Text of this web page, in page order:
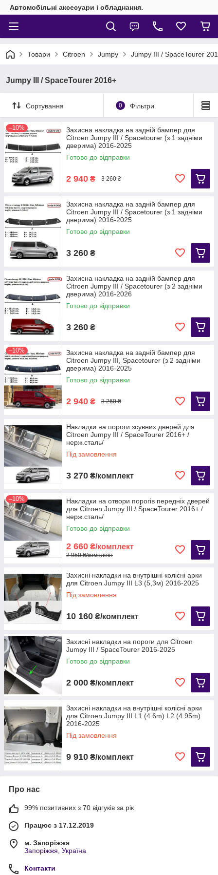
Автомобільні аксесуари і обладнання.
Товари Citroen Jumpy Jumpy III / SpaceTourer
Jumpy III / SpaceTourer 2016+
Сортування 0 Фільтри
–10%
Захисна накладка на задній бампер для
Citroen Jumpy III / Spacetourer (з 1 задніми
дверима) 2016-2025
Готово до відправки
2 940 ₴ 3 260 ₴
Захисна накладка на задній бампер для
Citroen Jumpy III / Spacetourer (з 1 задніми
дверима) 2016-2025
Готово до відправки
3 260 ₴
Захисна накладка на задній бампер для
Citroen Jumpy III / Spacetourer (з 2 задніми
дверима) 2016-2026
Готово до відправки
3 260 ₴
–10%
Захисна накладка на задній бампер для
Citroen Jumpy III, Spacetourer (з 2 задніми
дверима) 2016-2025
Готово до відправки
2 940 ₴ 3 260 ₴
Накладки на пороги зсувних дверей для
Citroen Jumpy III / SpaceTourer 2016+ /
нерж.сталь/
Під замовлення
3 270 ₴/комплект
–10%
Накладки на отвори порогів передніх дверей
для Citroen Jumpy III / SpaceTourer 2016+ /
нерж.сталь/
Готово до відправки
2 660 ₴/комплект
2 950 ₴/комплект
Захисні накладки на внутрішні колісні арки
для Citroen Jumpy III L3 (5,3м) 2016-2025
Під замовлення
10 160 ₴/комплект
Захисні накладки на пороги для Citroen
Jumpy III / SpaceTourer​​​​​​​ 2016-2025
Готово до відправки
2 000 ₴/комплект
Захисні накладки на внутрішні колісні арки
для Citroen Jumpy III L1 (4.6m) L2 (4.95m)
2016-2025
Під замовлення
9 910 ₴/комплект
Про нас
99% позитивних з 70 відгуків за рік
Працює з 17.12.2019
м. Запоріжжя
Запоріжжя, Україна
Контакти